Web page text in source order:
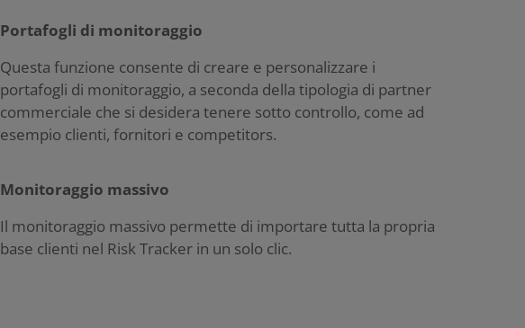
Portafogli di monitoraggio
Questa funzione consente di creare e personalizzare i
portafogli di monitoraggio, a seconda della tipologia di partner
commerciale che si desidera tenere sotto controllo, come ad
esempio clienti, fornitori e competitors.
Monitoraggio massivo
Il monitoraggio massivo permette di importare tutta la propria
base clienti nel Risk Tracker in un solo clic.